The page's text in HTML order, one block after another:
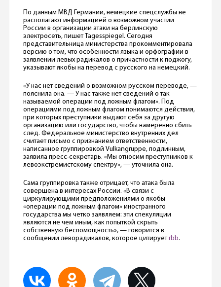
По данным МВД Германии, немецкие спецслужбы не
располагают информацией о возможном участии
России в организации атаки на берлинскую
электросеть, пишет Tagesspiegel. Сегодня
представительница министерства прокомментировала
версию о том, что особенности языка и орфографии в
заявлении левых радикалов о причастности к поджогу,
указывают якобы на перевод с русского на немецкий.
«У нас нет сведений о возможном русском переводе, —
пояснила она. — У нас также нет сведений о так
называемой операции под ложным флагом». Под
операциями под ложным флагом понимаются действия,
при которых преступники выдают себя за другую
организацию или государство, чтобы намеренно сбить
след. Федеральное министерство внутренних дел
считает письмо с признанием ответственности,
написанное группировкой Vulkangruppe, подлинным,
заявила пресс-секретарь. «Мы относим преступников к
левоэкстремистскому спектру», — уточнила она.
Сама группировка также отрицает, что атака была
совершена в интересах России. «В связи с
циркулирующими предположениями о якобы
«операции под ложным флагом» иностранного
государства мы четко заявляем: эти спекуляции
являются не чем иным, как попыткой скрыть
собственную беспомощность», — говорится в
сообщении леворадикалов, которое цитируетrbb.